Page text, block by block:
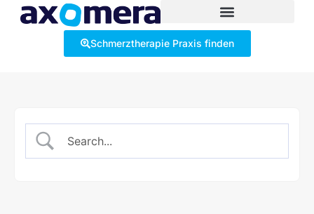
Schmerztherapie Praxis finden